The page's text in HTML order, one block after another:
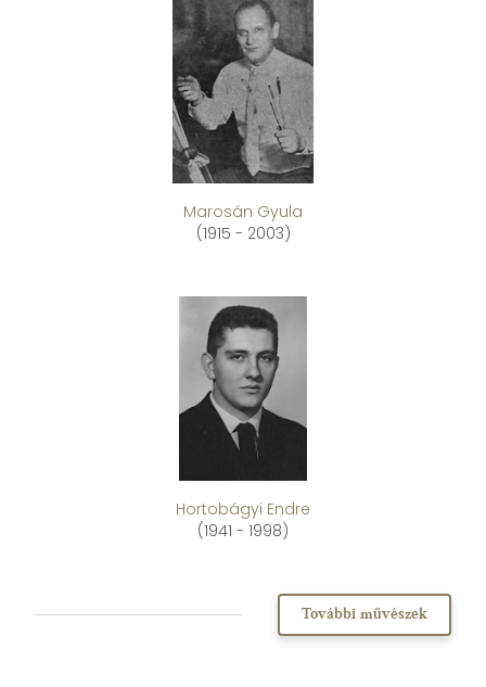
Marosán Gyula
(1915 - 2003)
Hortobágyi Endre
(1941 - 1998)
További művészek